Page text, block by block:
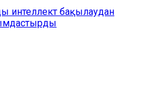
интеллект бақылаудан